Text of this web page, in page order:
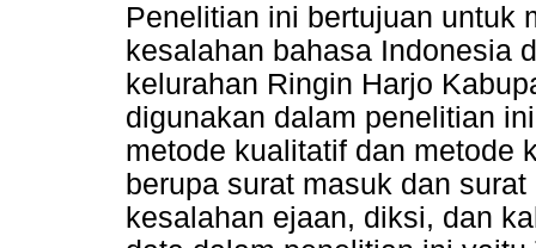
Penelitian ini bertujuan untuk
kesalahan bahasa Indonesia
kelurahan Ringin Harjo
digunakan dalam penelitian
metode kualitatif dan metode
berupa surat masuk dan
kesalahan ejaan, diksi, dan